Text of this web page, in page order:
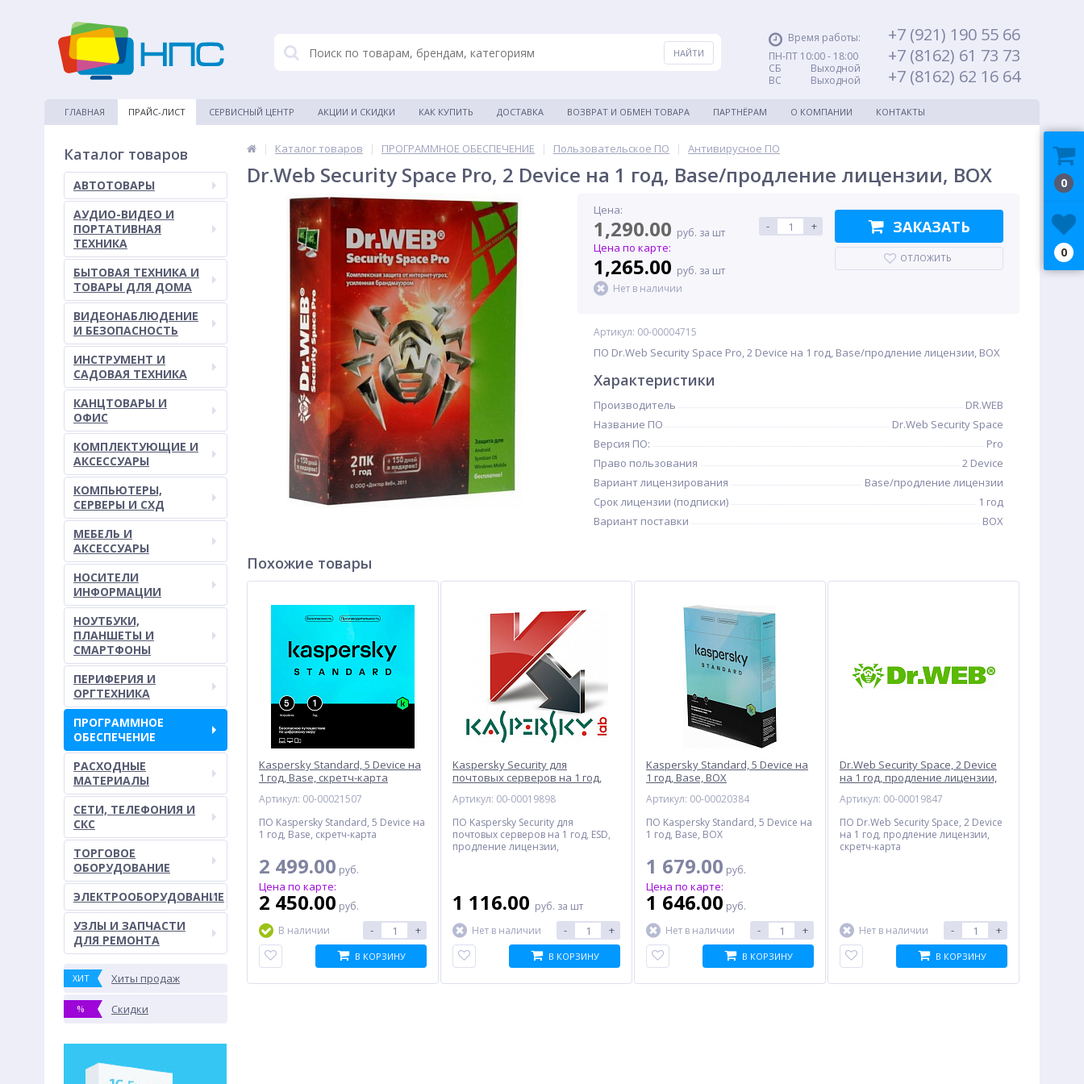
Время работы:
ПН-ПТ 10:00 - 18:00
СБ Выходной
ВС Выходной
+7 (921) 190 55 66
+7 (8162) 61 73 73
+7 (8162) 62 16 64
ГЛАВНАЯ ПРАЙС-ЛИСТ СЕРВИСНЫЙ ЦЕНТР АКЦИИ И СКИДКИ КАК КУПИТЬ ДОСТАВКА ВОЗВРАТ И ОБМЕН ТОВАРА ПАРТНЁРАМ О КОМПАНИИ КОНТАКТЫ
Каталог товаров
АВТОТОВАРЫ
АУДИО-ВИДЕО И
ПОРТАТИВНАЯ
ТЕХНИКА
БЫТОВАЯ ТЕХНИКА И
ТОВАРЫ ДЛЯ ДОМА
ВИДЕОНАБЛЮДЕНИЕ
И БЕЗОПАСНОСТЬ
ИНСТРУМЕНТ И
САДОВАЯ ТЕХНИКА
КАНЦТОВАРЫ И
ОФИС
КОМПЛЕКТУЮЩИЕ И
АКСЕССУАРЫ
КОМПЬЮТЕРЫ,
СЕРВЕРЫ И СХД
МЕБЕЛЬ И
АКСЕССУАРЫ
НОСИТЕЛИ
ИНФОРМАЦИИ
НОУТБУКИ,
ПЛАНШЕТЫ И
СМАРТФОНЫ
ПЕРИФЕРИЯ И
ОРГТЕХНИКА
ПРОГРАММНОЕ
ОБЕСПЕЧЕНИЕ
РАСХОДНЫЕ
МАТЕРИАЛЫ
СЕТИ, ТЕЛЕФОНИЯ И
СКС
ТОРГОВОЕ
ОБОРУДОВАНИЕ
ЭЛЕКТРООБОРУДОВАНИЕ
УЗЛЫ И ЗАПЧАСТИ
ДЛЯ РЕМОНТА
ХИТ Хиты продаж
% Скидки
| Каталог товаров | ПРОГРАММНОЕ ОБЕСПЕЧЕНИЕ | Пользовательское ПО | Антивирусное ПО
Dr.Web Security Space Pro, 2 Device на 1 год, Base/продление лицензии, BOX
Цена:
1,290.00 руб. за шт
Цена по карте:
1,265.00 руб. за шт
Нет в наличии
- + ЗАКАЗАТЬ
ОТЛОЖИТЬ
Артикул: 00-00004715
ПО Dr.Web Security Space Pro, 2 Device на 1 год, Base/продление лицензии, BOX
Характеристики
Производитель
DR.WEB
Название ПО
Dr.Web Security Space
Версия ПО:
Pro
Право пользования
2 Device
Вариант лицензирования
Base/продление лицензии
Срок лицензии (подписки)
1 год
Вариант поставки
BOX
Похожие товары
Kaspersky Standard, 5 Device на
1 год, Base, скретч-карта
Артикул: 00-00021507
ПО Kaspersky Standard, 5 Device на
1 год, Base, скретч-карта
2 499.00 руб.
Цена по карте:
2 450.00 руб.
В наличии
- +
В КОРЗИНУ
Kaspersky Security для
почтовых серверов на 1 год,
электронная лицензия
Артикул: 00-00019898
ПО Kaspersky Security для
почтовых серверов на 1 год, ESD,
продление лицензии,
1 116.00 руб. за шт
Нет в наличии
- +
В КОРЗИНУ
Kaspersky Standard, 5 Device на
1 год, Base, BOX
Артикул: 00-00020384
ПО Kaspersky Standard, 5 Device на
1 год, Base, BOX
1 679.00 руб.
Цена по карте:
1 646.00 руб.
Нет в наличии
- +
В КОРЗИНУ
Dr.Web Security Space, 2 Device
на 1 год, продление лицензии,
Артикул: 00-00019847
ПО Dr.Web Security Space, 2 Device
на 1 год, продление лицензии,
скретч-карта
Нет в наличии - +
В КОРЗИНУ
0
0